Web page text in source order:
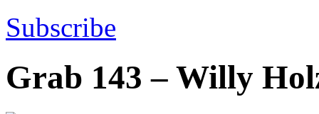
Subscribe
Grab 143 – Willy